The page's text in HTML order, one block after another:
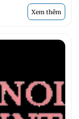
Xem thêm